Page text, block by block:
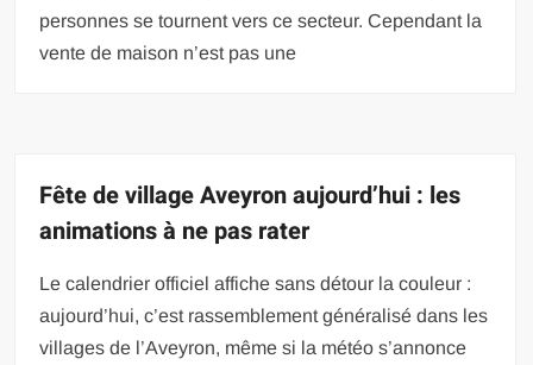
personnes se tournent vers ce secteur. Cependant la
vente de maison n’est pas une
Fête de village Aveyron aujourd’hui : les
animations à ne pas rater
Le calendrier officiel affiche sans détour la couleur :
aujourd’hui, c’est rassemblement généralisé dans les
villages de l’Aveyron, même si la météo s’annonce